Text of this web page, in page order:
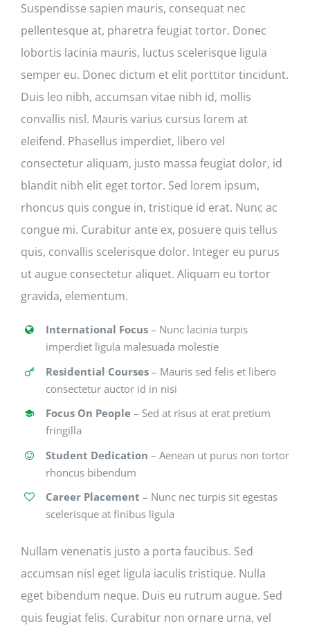
Suspendisse sapien mauris, consequat nec
pellentesque at, pharetra feugiat tortor. Donec
lobortis lacinia mauris, luctus scelerisque ligula
semper eu. Donec dictum et elit porttitor tincidunt.
Duis leo nibh, accumsan vitae nibh id, mollis
convallis nisl. Mauris varius cursus lorem at
eleifend. Phasellus imperdiet, libero vel
consectetur aliquam, justo massa feugiat dolor, id
blandit nibh elit eget tortor. Sed lorem ipsum,
rhoncus quis congue in, tristique id erat. Nunc ac
congue mi. Curabitur ante ex, posuere quis tellus
quis, convallis scelerisque dolor. Integer eu purus
ut augue consectetur aliquet. Aliquam eu tortor
gravida, elementum.
International Focus– Nunc lacinia turpis
imperdiet ligula malesuada molestie
Residential Courses– Mauris sed felis et libero
consectetur auctor id in nisi
Focus On People– Sed at risus at erat pretium
fringilla
Student Dedication – Aenean ut purus non tortor
rhoncus bibendum
Career Placement – Nunc nec turpis sit egestas
scelerisque at finibus ligula
Nullam venenatis justo a porta faucibus. Sed
accumsan nisl eget ligula iaculis tristique. Nulla
eget bibendum neque. Duis eu rutrum augue. Sed
quis feugiat felis. Curabitur non ornare urna, vel